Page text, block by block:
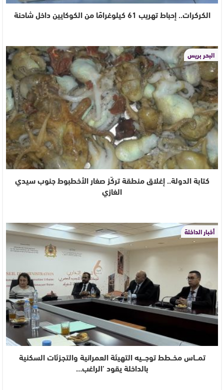
الكركرات.. إحباط تهريب 61 كيلوغرامًا من الكوكايين داخل شاحنة
البحر بريس
كتابة الدولة.. إغلاق منطقة تركّز صغار الأخطبوط جنوب سيدي
الغازي
أخبار الداخلة
تمـــاس مخــطط توجـــيه التهيئة العمرانية والتجزئات السكنية
بالداخلة يقود ‘الراغب…